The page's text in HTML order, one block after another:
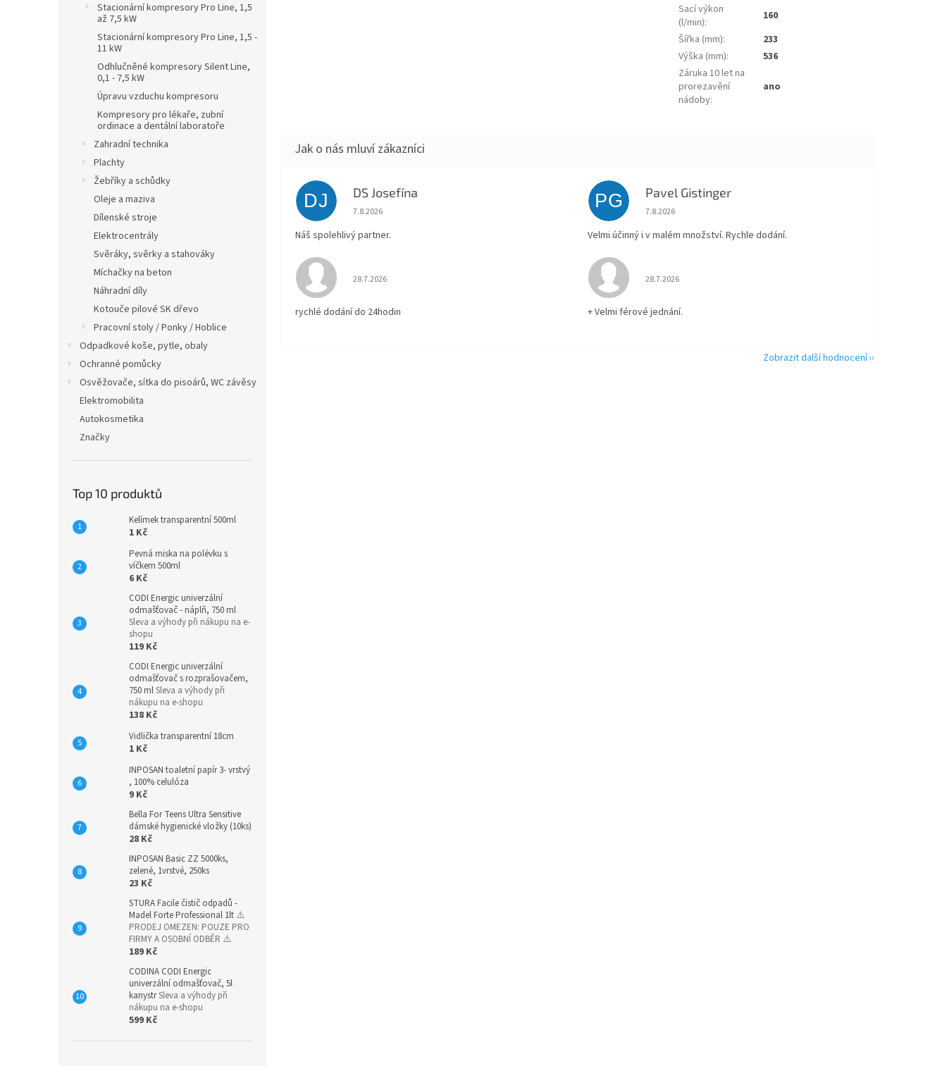
Stacionární kompresory Pro Line, 1,5
až 7,5 kW
Stacionární kompresory Pro Line, 1,5 -
11 kW
Odhlučněné kompresory Silent Line,
0,1 - 7,5 kW
Úpravu vzduchu kompresoru
Kompresory pro lékaře, zubní
ordinace a dentální laboratoře
Zahradní technika
Plachty
Žebříky a schůdky
Oleje a maziva
Dílenské stroje
Elektrocentrály
Svěráky, svěrky a stahováky
Míchačky na beton
Náhradní díly
Kotouče pilové SK dřevo
Pracovní stoly / Ponky / Hoblice
Odpadkové koše, pytle, obaly
Ochranné pomůcky
Osvěžovače, sítka do pisoárů, WC závěsy
Elektromobilita
Autokosmetika
Značky
Top 10 produktů
Kelímek transparentní 500ml
1 Kč
Pevná miska na polévku s
víčkem 500ml
6 Kč
CODI Energic univerzální
odmašťovač - náplň, 750 ml
Sleva a výhody při nákupu na e-
shopu
119 Kč
CODI Energic univerzální
odmašťovač s rozprašovačem,
750 mlSleva a výhody při
nákupu na e-shopu
138 Kč
Vidlička transparentní 18cm
1 Kč
INPOSAN toaletní papír 3- vrstvý
, 100% celulóza
9 Kč
Bella For Teens Ultra Sensitive
dámské hygienické vložky (10ks)
28 Kč
INPOSAN Basic ZZ 5000ks,
zelené, 1vrstvé, 250ks
23 Kč
STURA Facile čistič odpadů -
Madel Forte Professional 1lt ⚠️
PRODEJ OMEZEN: POUZE PRO
FIRMY A OSOBNÍ ODBĚR ⚠️
189 Kč
CODINA CODI Energic
univerzální odmašťovač, 5l
kanystrSleva a výhody při
nákupu na e-shopu
599 Kč
Sací výkon
(l/min):
160
Šířka (mm):
233
Výška (mm):
536
Záruka 10 let na
prorezavění
nádoby:
ano
DJ DS Josefína
Hodnocení obchodu je 5 z 5 hvězdiček.
7.8.2026
Náš spolehlivý partner.
PG Pavel Gistinger
Hodnocení obchodu je 5 z 5 hvězdiček.
7.8.2026
Velmi účinný i v malém množství. Rychle dodání.
Hodnocení obchodu je 5 z 5 hvězdiček.
28.7.2026
rychlé dodání do 24hodin
Hodnocení obchodu je 5 z 5 hvězdiček.
28.7.2026
+ Velmi férové jednání.
Zobrazit další hodnocení